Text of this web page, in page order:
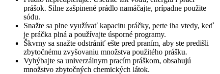
prášok. Silne zašpinené prádlo namáčajte, prípadne použite
sódu.
Snažte sa plne využívať kapacitu práčky, perte iba vtedy, keď
je práčka plná a používajte úsporné programy.
Škvrny sa snažte odstrániť ešte pred praním, aby ste predišli
zbytočnému zvyšovaniu množstva použitého prášku.
Vyhýbajte sa univerzálnym pracím práškom, obsahujú
množstvo zbytočných chemických látok.